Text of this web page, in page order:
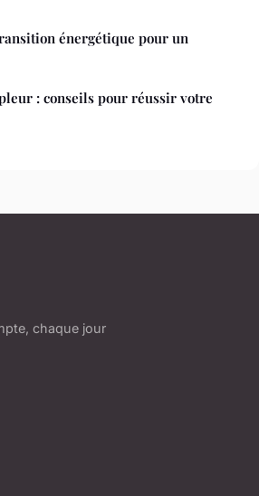
énergétique pour un
: conseils pour réussir votre
chaque jour